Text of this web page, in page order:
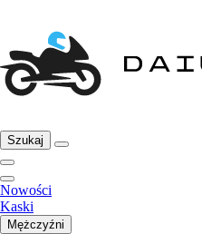
Szukaj
Nowości
Kaski
Mężczyźni